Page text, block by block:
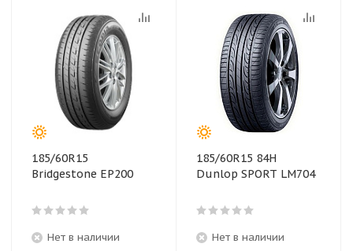
185/60R15
Bridgestone EP200
Нет в наличии
185/60R15 84H
Dunlop SPORT LM704
Нет в наличии